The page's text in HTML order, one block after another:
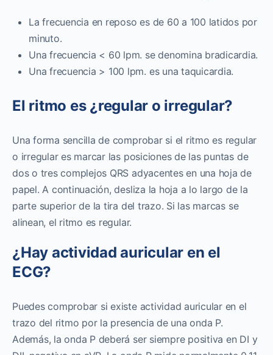
La frecuencia en reposo es de 60 a 100 latidos por
minuto.
Una frecuencia < 60 lpm. se denomina bradicardia.
Una frecuencia > 100 lpm. es una taquicardia.
El ritmo es ¿regular o irregular?
Una forma sencilla de comprobar si el ritmo es regular
o irregular es marcar las posiciones de las puntas de
dos o tres complejos QRS adyacentes en una hoja de
papel. A continuación, desliza la hoja a lo largo de la
parte superior de la tira del trazo. Si las marcas se
alinean, el ritmo es regular.
¿Hay actividad auricular en el
ECG?
Puedes comprobar si existe actividad auricular en el
trazo del ritmo por la presencia de una onda P.
Además, la onda P deberá ser siempre positiva en DI y